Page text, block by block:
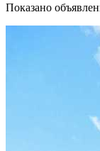
Показано